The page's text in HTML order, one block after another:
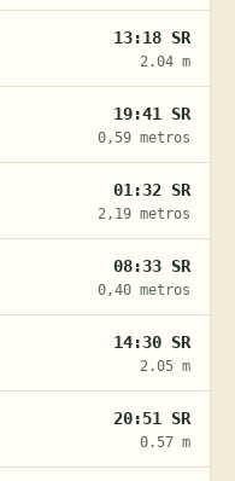
13:18 SR
2.04 m
19:41 SR
0,59 metros
01:32 SR
2,19 metros
08:33 SR
0,40 metros
14:30 SR
2.05 m
20:51 SR
0.57 m